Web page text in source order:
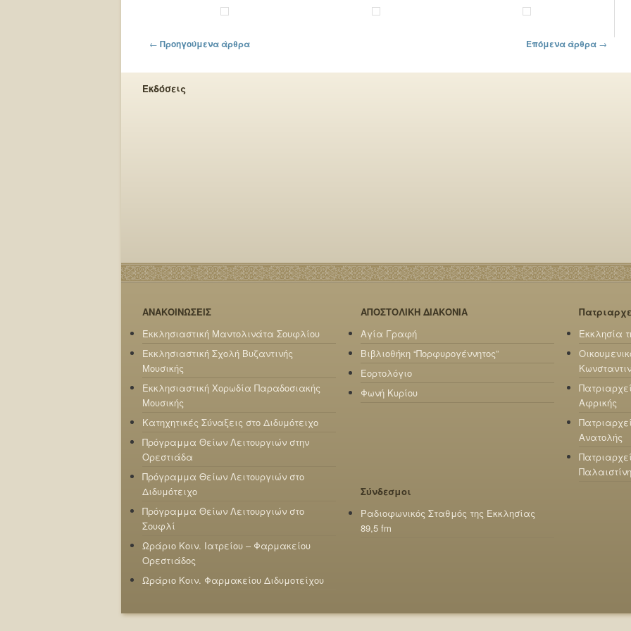
Πλοήγηση στα άρθρα
← Προηγούμενα άρθρα Επόμενα άρθρα →
Εκδόσεις
ΑΝΑΚΟΙΝΩΣΕΙΣ
Εκκλησιαστική Μαντολινάτα Σουφλίου
Εκκλησιαστική Σχολή Βυζαντινής
Μουσικής
Εκκλησιαστική Χορωδία Παραδοσιακής
Μουσικής
Κατηχητικές Σύναξεις στο Διδυμότειχο
Πρόγραμμα Θείων Λειτουργιών στην
Ορεστιάδα
Πρόγραμμα Θείων Λειτουργιών στο
Διδυμότειχο
Πρόγραμμα Θείων Λειτουργιών στο
Σουφλί
Ωράριο Κοιν. Ιατρείου – Φαρμακείου
Ορεστιάδος
Ωράριο Κοιν. Φαρμακείου Διδυμοτείχου
ΑΠΟΣΤΟΛΙΚΗ ΔΙΑΚΟΝΙΑ
Αγία Γραφή
Βιβλιοθήκη “Πορφυρογέννητος”
Εορτολόγιο
Φωνή Κυρίου
Εκκλησία
Αφρικής
Ανατολής
Σύνδεσμοι
Ραδιοφωνικός Σταθμός της Εκκλησίας
89,5 fm